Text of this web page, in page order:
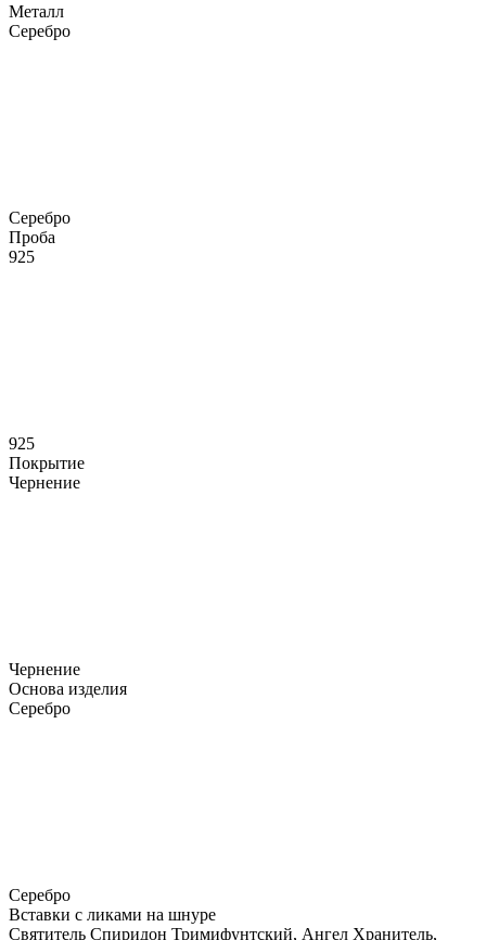
Металл
Серебро
Серебро
Проба
925
925
Покрытие
Чернение
Чернение
Основа изделия
Серебро
Серебро
Вставки с ликами на шнуре
Святитель Спиридон Тримифунтский, Ангел Хранитель,